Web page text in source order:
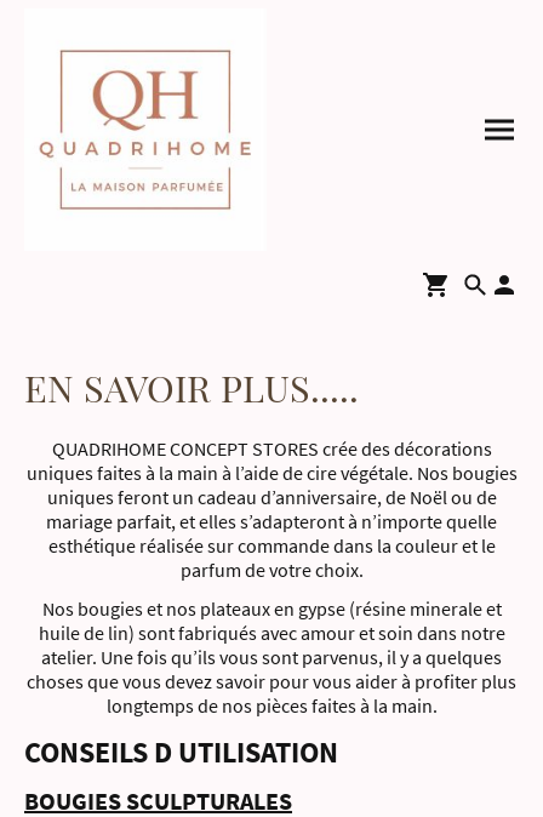
EN SAVOIR PLUS.....
QUADRIHOME CONCEPT STORES crée des décorations
uniques faites à la main à l’aide de cire végétale. Nos bougies
uniques feront un cadeau d’anniversaire, de Noël ou de
mariage parfait, et elles s’adapteront à n’importe quelle
esthétique réalisée sur commande dans la couleur et le
parfum de votre choix.
Nos bougies et nos plateaux en gypse (résine minerale et
huile de lin) sont fabriqués avec amour et soin dans notre
atelier. Une fois qu’ils vous sont parvenus, il y a quelques
choses que vous devez savoir pour vous aider à profiter plus
longtemps de nos pièces faites à la main.
CONSEILS D UTILISATION
BOUGIES SCULPTURALES